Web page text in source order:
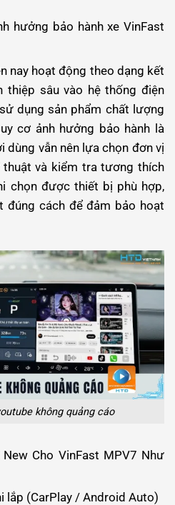
hưởng bảo hành xe VinFast
nay hoạt động theo dạng kết
thiệp sâu vào hệ thống điện
dụng sản phẩm chất lượng
cơ ảnh hưởng bảo hành là
dùng vẫn nên lựa chọn đơn vị
và kiểm tra tương thích
chọn được thiết bị phù hợp,
cách để đảm bảo hoạt
không quảng cáo
Cho VinFast MPV7 Như
lắp (CarPlay / Android Auto)